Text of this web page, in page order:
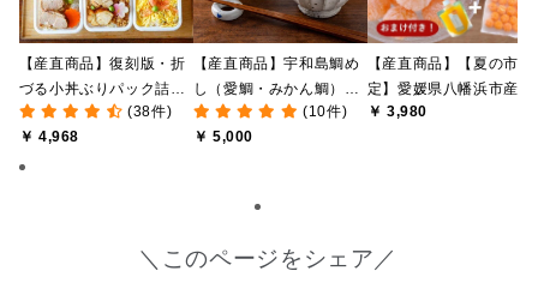
【産直商品】復刻版・折
づる小丼ぶりパック詰合
せ【送料込み/北海道・九
州・沖縄送料別途】【オ
ンライン限定】
(38件)
￥ 4,968
【産直商品】宇和島鯛め
し（愛鯛・みかん鯛）食
べ比べセット【愛媛の郷
土料理】【送料込み/北海
(10件)
￥ 5,000
【産直商品】【夏の市限
定】愛媛県八幡浜市産 皮
なし冷凍みかん 1kg ＋
￥ 3,980
＼このページをシェア／